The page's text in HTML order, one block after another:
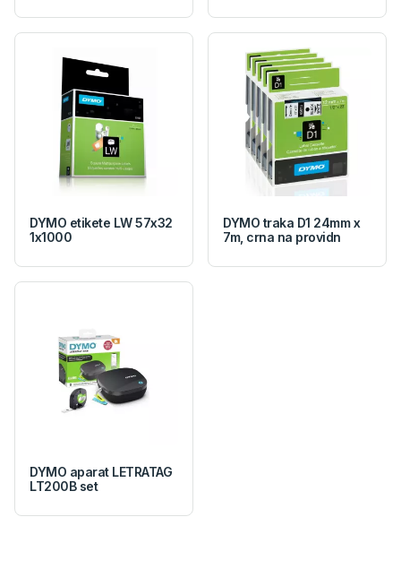
DYMO etikete LW 57x32
1x1000
DYMO traka D1 24mm x
7m, crna na providn
DYMO aparat LETRATAG
LT200B set